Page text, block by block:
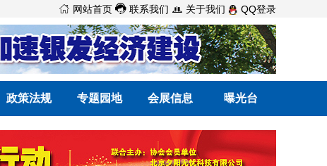
 网站首页  联系我们  关于我们 QQ登录
政策法规 专题园地 会展信息 曝光台